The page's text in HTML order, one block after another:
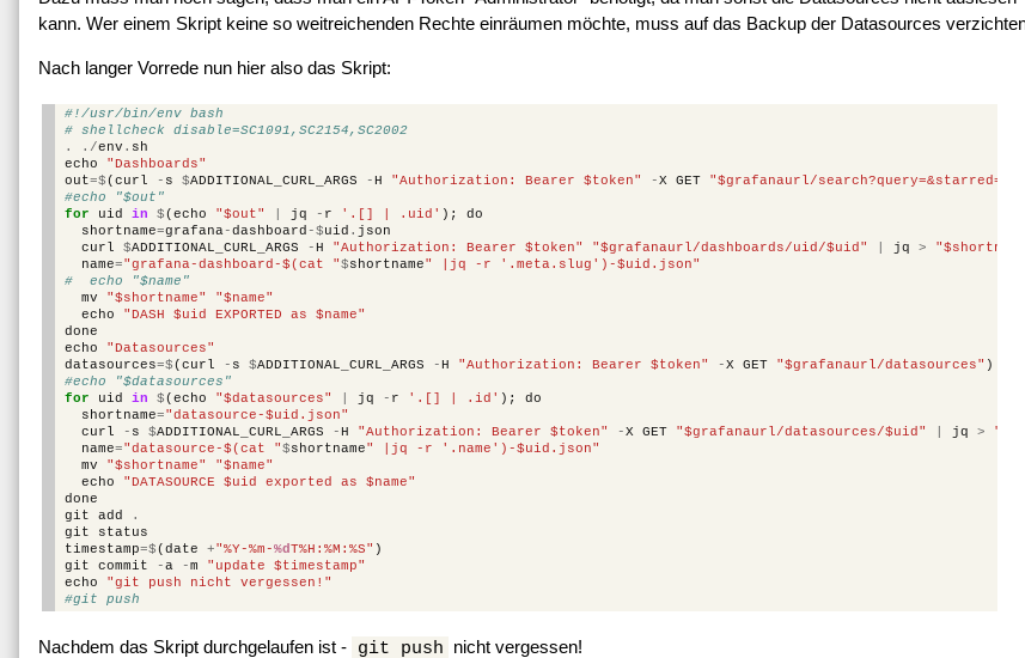
kann. Wer einem Skript keine so weitreichenden Rechte einräumen möchte, muss auf das Backup der Datasources
Nach langer Vorrede nun hier also das Skript:
#!/usr/bin/env bash
# shellcheck disable=SC1091,SC2154,SC2002
.
./env . sh
echo
"Dashboards"
out=$(curl - s $ADDITIONAL_CURL_ARGS -H "Authorization: Bearer $token" -X GET "$grafanaurl/
#echo "$out"
for
uid in $(echo "$out" jq - r '.[] | .uid' );
do
shortname=grafana-dashboard -$uid . json
curl
$ADDITIONAL_CURL_ARGS -H "Authorization: Bearer $token" "$grafanaurl/dashboards/uid/$uid" jq >
name="grafana-dashboard-$(cat "$shortname" |jq -r '.meta.slug')-$uid.json"
#  echo "$name"
mv
"$shortname"
"$name"
echo
"DASH $uid EXPORTED as $name"
done
echo
"Datasources"
datasources=$(curl - s $ADDITIONAL_CURL_ARGS -H "Authorization: Bearer $token" -X GET "$grafanaurl/datasources" )
#echo "$datasources"
for
uid in $(echo "$datasources" jq - r '.[] | .id' );
do
shortname="datasource-$uid.json"
curl
- s $ADDITIONAL_CURL_ARGS -H "Authorization: Bearer $token" -X GET "$grafanaurl/datasources/$uid" jq >
name="datasource-$(cat "$shortname" |jq -r '.name')-$uid.json"
mv
"$shortname"
"$name"
echo
"DATASOURCE $uid exported as $name"
done
git
add
.
git
status
timestamp=$(date +"%Y-%m-%dT%H:%M:%S" )
git
commit -a -m
"update $timestamp"
echo
"git push nicht vergessen!"
#git push
Nachdem das Skript durchgelaufen ist - git push nicht vergessen!